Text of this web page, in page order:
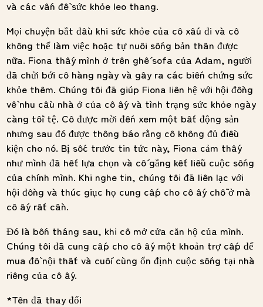
và các vấn đề sức khỏe leo thang.
Mọi chuyện bắt đầu khi sức khỏe của cô xấu đi và cô
không thể làm việc hoặc tự nuôi sống bản thân được
nữa. Fiona thấy mình ở trên ghế sofa của Adam, người
đã chửi bới cô hàng ngày và gây ra các biến chứng sức
khỏe thêm. Chúng tôi đã giúp Fiona liên hệ với hội đồng
về nhu cầu nhà ở của cô ấy và tình trạng sức khỏe ngày
càng tồi tệ. Cô được mời đến xem một bất động sản
nhưng sau đó được thông báo rằng cô không đủ điều
kiện cho nó. Bị sốc trước tin tức này, Fiona cảm thấy
như mình đã hết lựa chọn và cố gắng kết liễu cuộc sống
của chính mình. Khi nghe tin, chúng tôi đã liên lạc với
hội đồng và thúc giục họ cung cấp cho cô ấy chỗ ở mà
cô ấy rất cần.
Đó là bốn tháng sau, khi cô mở cửa căn hộ của mình.
Chúng tôi đã cung cấp cho cô ấy một khoản trợ cấp để
mua đồ nội thất và cuối cùng ổn định cuộc sống tại nhà
riêng của cô ấy.
*Tên đã thay đổi